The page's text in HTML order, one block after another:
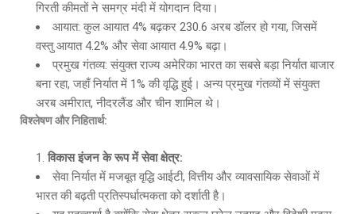
गिरती कीमतों ने समग्र मंदी में योगदान दिया।
आयात: कुल आयात 4% बढ़कर 230.6 अरब डॉलर हो गया, जिसमें
वस्तु आयात 4.2% और सेवा आयात 4.9% बढ़ा।
प्रमुख गंतव्य: संयुक्त राज्य अमेरिका भारत का सबसे बड़ा निर्यात बाजार
बना रहा, जहाँ निर्यात में 1% की वृद्धि हुई। अन्य प्रमुख गंतव्यों में संयुक्त
अरब अमीरात, नीदरलैंड और चीन शामिल थे।
विश्लेषण और निहितार्थ:
विकास इंजन के रूप में सेवा क्षेत्र:
सेवा निर्यात में मजबूत वृद्धि आईटी, वित्तीय और व्यावसायिक सेवाओं में
भारत की बढ़ती प्रतिस्पर्धात्मकता को दर्शाती है।